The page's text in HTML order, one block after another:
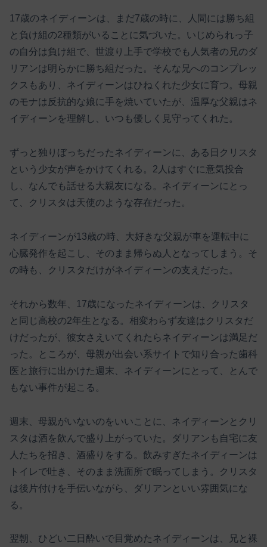
17歳のネイディーンは、まだ7歳の時に、人間には勝ち組
と負け組の2種類がいることに気づいた。いじめられっ子
の自分は負け組で、世渡り上手で学校でも人気者の兄のダ
リアンは明らかに勝ち組だった。そんな兄へのコンプレッ
クスもあり、ネイディーンはひねくれた少女に育つ。母親
のモナは反抗的な娘に手を焼いていたが、温厚な父親はネ
イディーンを理解し、いつも優しく見守ってくれた。
ずっと独りぼっちだったネイディーンに、ある日クリスタ
という少女が声をかけてくれる。2人はすぐに意気投合
し、なんでも話せる大親友になる。ネイディーンにとっ
て、クリスタは天使のような存在だった。
ネイディーンが13歳の時、大好きな父親が車を運転中に
心臓発作を起こし、そのまま帰らぬ人となってしまう。そ
の時も、クリスタだけがネイディーンの支えだった。
それから数年、17歳になったネイディーンは、クリスタ
と同じ高校の2年生となる。相変わらず友達はクリスタだ
けだったが、彼女さえいてくれたらネイディーンは満足だ
った。ところが、母親が出会い系サイトで知り合った歯科
医と旅行に出かけた週末、ネイディーンにとって、とんで
もない事件が起こる。
週末、母親がいないのをいいことに、ネイディーンとクリ
スタは酒を飲んで盛り上がっていた。ダリアンも自宅に友
人たちを招き、酒盛りをする。飲みすぎたネイディーンは
トイレで吐き、そのまま洗面所で眠ってしまう。クリスタ
は後片付けを手伝いながら、ダリアンといい雰囲気にな
る。
翌朝、ひどい二日酔いで目覚めたネイディーンは、兄と裸